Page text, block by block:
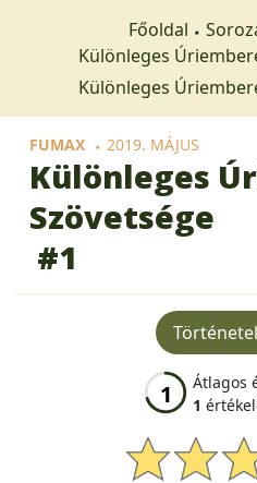
Főoldal
Különleges
Különleges
FUMAX 2019. MÁJUS
Különleges
Szövetsége
#1
1 Átlagos
1